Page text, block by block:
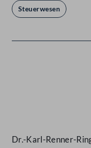
Steuerwesen
Dr.-Karl-Renner-